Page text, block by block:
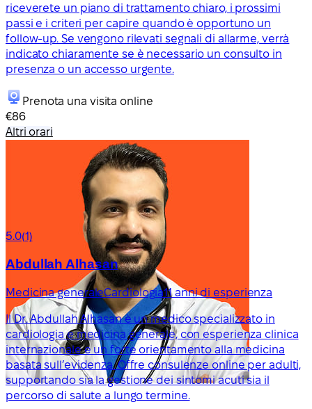
riceverete un piano di trattamento chiaro, i prossimi
passi e i criteri per capire quando è opportuno un
follow-up. Se vengono rilevati segnali di allarme, verrà
indicato chiaramente se è necessario un consulto in
presenza o un accesso urgente.
Prenota una visita online
€86
Altri orari
5.0(1)
Abdullah Alhasan
Medicina generaleCardiologia11 anni di esperienza
Il Dr. Abdullah Alhasan è un medico specializzato in
cardiologia e medicina generale, con esperienza clinica
internazionale e un forte orientamento alla medicina
basata sull’evidenza. Offre consulenze online per adulti,
supportando sia la gestione dei sintomi acuti sia il
percorso di salute a lungo termine.